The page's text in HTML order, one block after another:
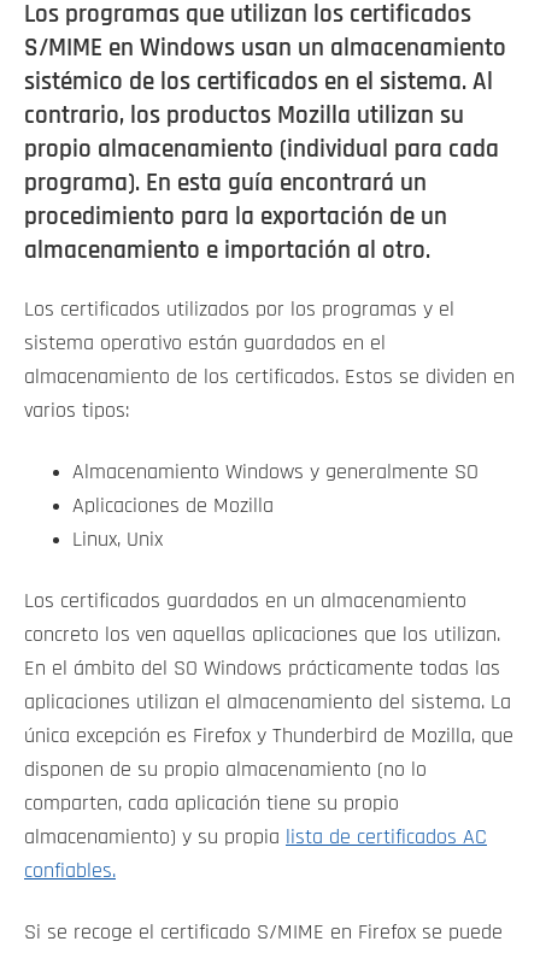
Los programas que utilizan los certificados
S/MIME en Windows usan un almacenamiento
sistémico de los certificados en el sistema. Al
contrario, los productos Mozilla utilizan su
propio almacenamiento (individual para cada
programa). En esta guía encontrará un
procedimiento para la exportación de un
almacenamiento e importación al otro.
Los certificados utilizados por los programas y el
sistema operativo están guardados en el
almacenamiento de los certificados. Estos se dividen en
varios tipos:
Almacenamiento Windows y generalmente SO
Aplicaciones de Mozilla
Linux, Unix
Los certificados guardados en un almacenamiento
concreto los ven aquellas aplicaciones que los utilizan.
En el ámbito del SO Windows prácticamente todas las
aplicaciones utilizan el almacenamiento del sistema. La
única excepción es Firefox y Thunderbird de Mozilla, que
disponen de su propio almacenamiento (no lo
comparten, cada aplicación tiene su propio
almacenamiento) y su propia
lista de certificados AC
confiables.
Si se recoge el certificado S/MIME en Firefox se puede